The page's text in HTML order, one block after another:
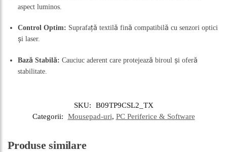
aspect luminos.
Control Optim: Suprafață textilă fină compatibilă cu senzori optici
și laser.
Bază Stabilă: Cauciuc aderent care protejează biroul și oferă
stabilitate.
SKU:
B09TP9CSL2_TX
Categorii:
Mousepad-uri, PC Periferice & Software
Produse similare